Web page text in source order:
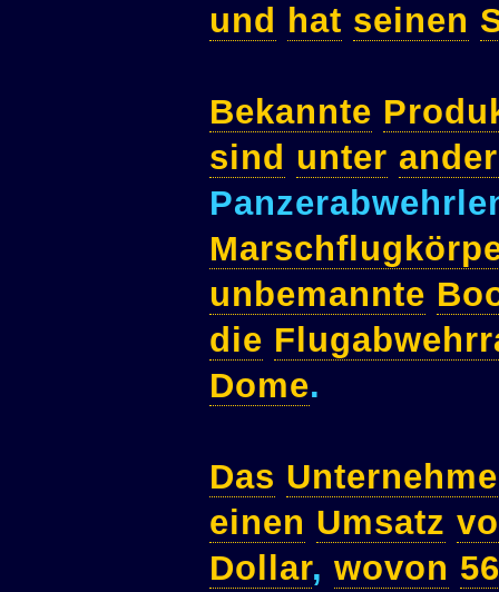
und hat seinen
Bekannte
sind unter
unbemannte
die
Dome.
Das
einen Umsatz
Dollar, wovon 56